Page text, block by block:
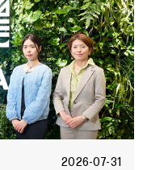
2026-07-31